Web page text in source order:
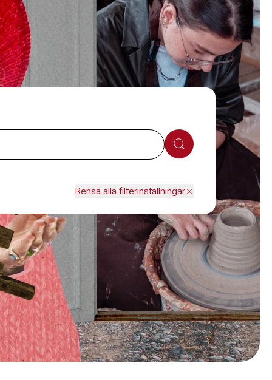
Sök
Rensa alla filterinställningar